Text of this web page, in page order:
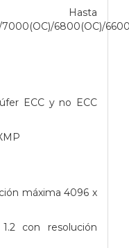
Hasta
6800(OC)/
ECC y no ECC
máxima 4096 x
con resolución